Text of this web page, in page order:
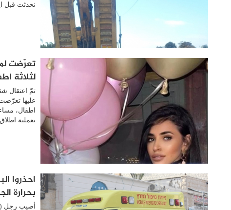
نحدثت قبل
تعرّضت
لثلاثة
تمّ اعتقال
عليها
اطفال،
بعملية
بحرارة